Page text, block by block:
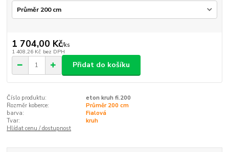
1 704,00 Kč/ks
1 408,26 Kč bez DPH
Přidat do košíku
Číslo produktu:
eton kruh fi.200
Rozměr koberce:
Průměr 200 cm
barva:
Fialová
Tvar:
kruh
Hlídat cenu / dostupnost